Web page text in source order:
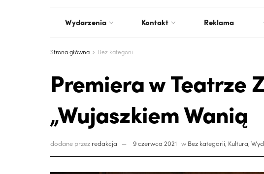
Wydarzenia Kontakt Reklama
Strona główna Bez kategorii
Premiera w Teatrze
„Wujaszkiem Wanią
dodane przez redakcja 9 czerwca 2021 w Bez kategorii, Kultura,